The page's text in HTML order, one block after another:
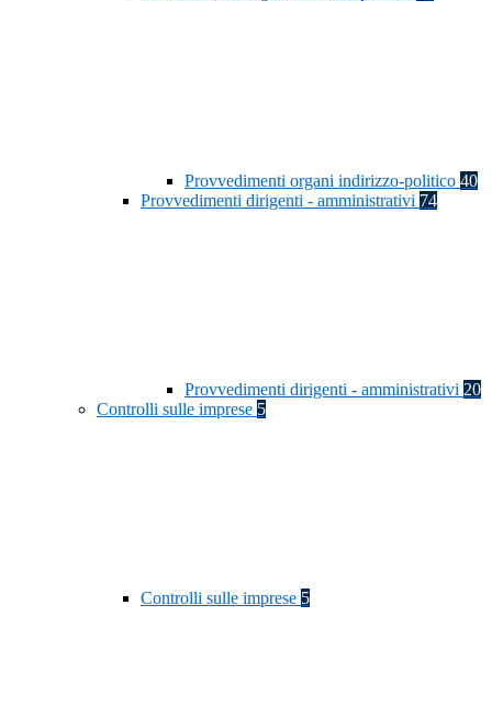
Provvedimenti organi indirizzo-politico 40
Provvedimenti dirigenti - amministrativi 74
Provvedimenti dirigenti - amministrativi 20
Controlli sulle imprese 5
Controlli sulle imprese 5